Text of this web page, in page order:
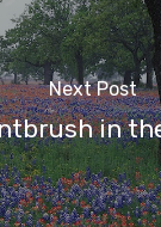
Next Post
in